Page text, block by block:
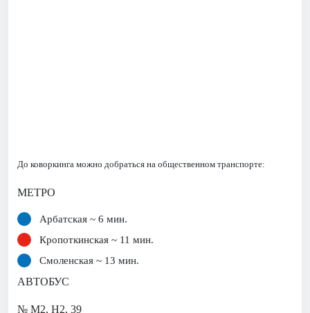
До коворкинга можно добраться на общественном транспорте:
МЕТРО
Арбатская ~ 6 мин.
Кропоткинская ~ 11 мин.
Смоленская ~ 13 мин.
АВТОБУС
№ М2, Н2, 39